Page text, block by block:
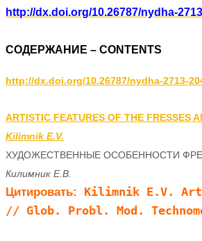
http://dx.doi.org/10.26787/nydha-
СОДЕРЖАНИЕ – CONTENTS
http://dx.doi.org/10.26787/nydha-2713-
ARTISTIC FEATURES OF THE FRESSES
Kilimnik E.V.
ХУДОЖЕСТВЕННЫЕ ОСОБЕННОСТИ
Цитировать:
Kilimnik E.V.
// Glob. Probl. Mod.